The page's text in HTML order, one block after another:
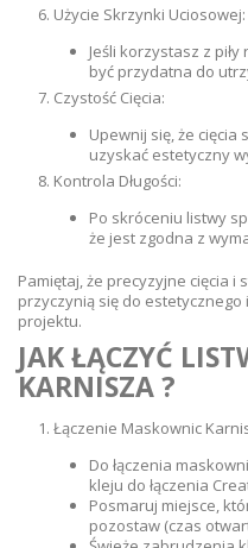
Użycie Skrzynki Uciosowej:
Jeśli korzystasz z
być przydatna do
Czystość Cięcia:
Upewnij się, że
uzyskać estetyczny
Kontrola Długości:
Po skróceniu listwy
że jest zgodna z
Pamiętaj, że precyzyjne cięcia
przyczynią się do
projektu.
JAK ŁĄCZYĆ
KARNISZA ?
Łączenie Maskownic
Do łączenia
kleju do łączenia
Posmaruj miejsce,
pozostaw (czas